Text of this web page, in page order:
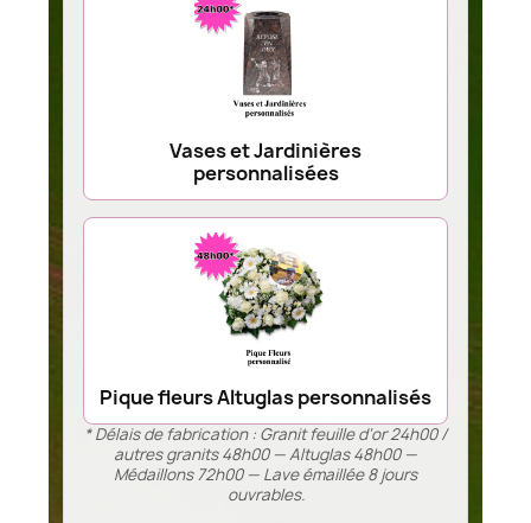
Vases et Jardinières
personnalisées
Pique fleurs Altuglas personnalisés
* Délais de fabrication : Granit feuille d’or 24h00 /
autres granits 48h00 — Altuglas 48h00 —
Médaillons 72h00 — Lave émaillée 8 jours
ouvrables.